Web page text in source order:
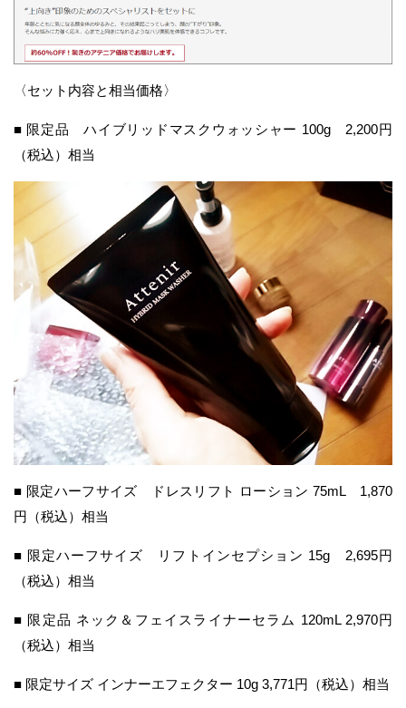
〈セット内容と相当価格〉
■ 限定品 ハイブリッドマスクウォッシャー 100g 2,200円
（税込）相当
■ 限定ハーフサイズ ドレスリフト ローション 75mL 1,870
円（税込）相当
■ 限定ハーフサイズ リフトインセプション 15g 2,695円
（税込）相当
■ 限定品 ネック＆フェイスライナーセラム 120mL 2,970円
（税込）相当
■ 限定サイズ インナーエフェクター 10g 3,771円（税込）相当